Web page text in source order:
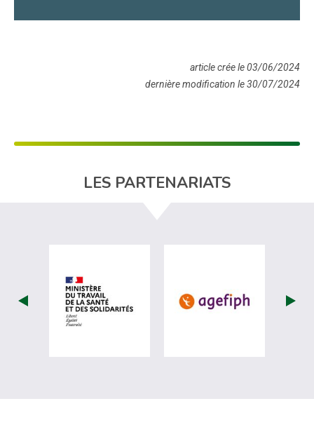
article crée le 03/06/2024
dernière modification le 30/07/2024
LES PARTENARIATS
visiter les site de Ministère du travail
visiter les